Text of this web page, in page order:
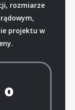
rozmiarze
projektu w
o